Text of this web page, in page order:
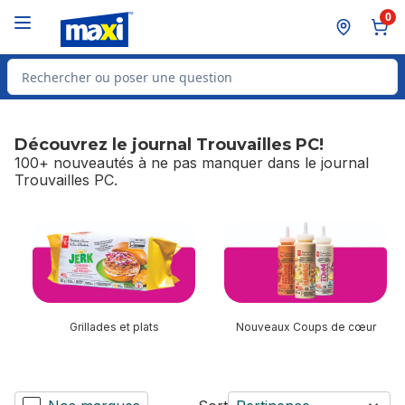
0
Rechercher des produits
Découvrez le journal Trouvailles PC!
100+ nouveautés à ne pas manquer dans le journal
Trouvailles PC.
sauter Découvrez le journal Trouvailles PC!
Grillades et plats Nouveaux Coups de cœur